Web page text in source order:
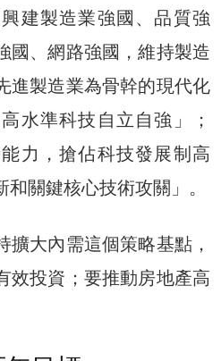
建製造業強國、品質強
國、網路強國，維持製造
進製造業為骨幹的現代化
水準科技自立自強」；
力，搶佔科技發展制高
關鍵核心技術攻關」。
擴大內需這個策略基點，
效投資；要推動房地產高